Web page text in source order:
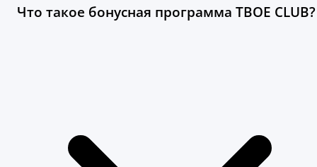
Что такое бонусная программа ТВОЕ CLUB?